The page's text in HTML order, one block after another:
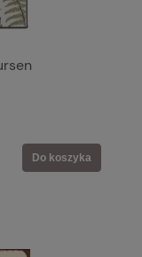
Do koszyka